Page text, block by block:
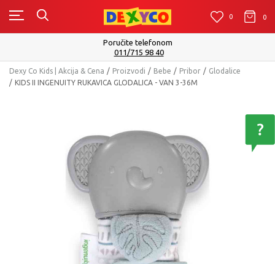
0 0 0
Isporuku možete očekivati u roku od 2 do 4
Dexy Co Kids | Akcija & Cena Proizvodi Bebe Pribor
Glodalice
KIDS II INGENUITY RUKAVICA GLODALICA - VAN 3-36M